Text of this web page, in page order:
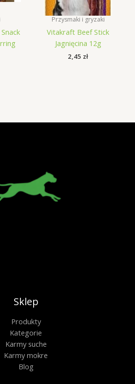
Przysmaki i gryzaki
Vitakraft Beef Stick
Jagnięcina 12g
2,45 zł
Sklep
Produkty
Kategorie
Karmy suche
Karmy mokre
Blog